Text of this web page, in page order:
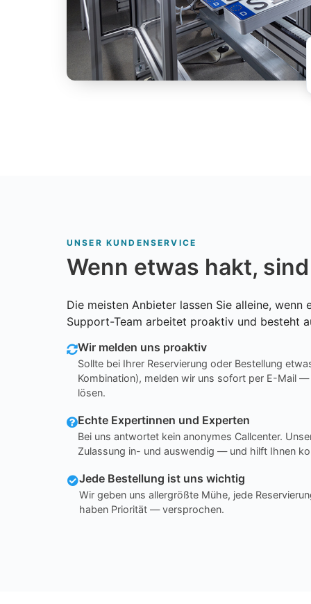
UNSER KUNDENSERVICE
Wenn etwas hakt,
Die meisten Anbieter lassen Sie alleine,
Support-Team arbeitet proaktiv und besteht
Wir melden uns proaktiv
Sollte bei Ihrer Reservierung oder Bestellung
Kombination), melden wir uns sofort per E-Mail
lösen.
Echte Expertinnen und Experten
Bei uns antwortet kein anonymes Callcenter.
Zulassung in- und auswendig — und hilft Ihnen
Jede Bestellung ist uns wichtig
Wir geben uns allergrößte Mühe, jede
haben Priorität — versprochen.